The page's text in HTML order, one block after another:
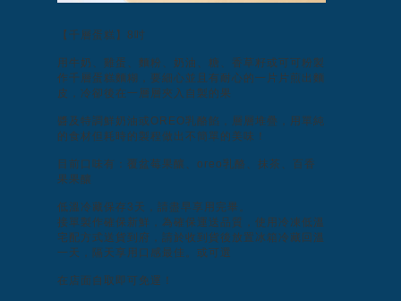
【千層蛋糕】8吋
用牛奶、雞蛋、麵粉、奶油、糖、香草籽或可可粉製
作千層蛋糕麵糊，要細心並且有耐心的一片片煎出麵
皮，冷卻後在一層層夾入自製的果
醬及特調鮮奶油或OREO乳酪餡，層層堆疊，用單純
的食材但耗時的製程做出不簡單的美味！
目前口味有：覆盆莓果釀、oreo乳酪、抹茶、百香
果果釀
低溫冷藏保存3天，請盡早享用完畢。
接單製作確保新鮮，為確保運送品質，使用冷凍低溫
宅配方式送貨到府，請於收到貨後放置冰箱冷藏回溫
一天，隔天享用口感最佳。或可選
在店面自取即可免運！